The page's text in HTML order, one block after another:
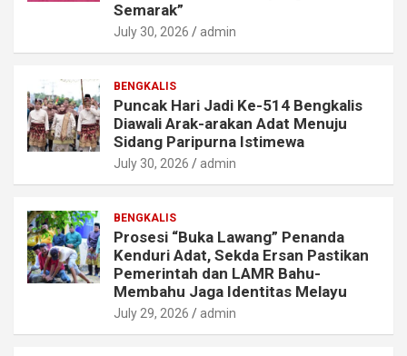
Semarak”
July 30, 2026 admin
BENGKALIS
Puncak Hari Jadi Ke-514 Bengkalis
Diawali Arak-arakan Adat Menuju
Sidang Paripurna Istimewa
July 30, 2026 admin
BENGKALIS
Prosesi “Buka Lawang” Penanda
Kenduri Adat, Sekda Ersan Pastikan
Pemerintah dan LAMR Bahu-
Membahu Jaga Identitas Melayu
July 29, 2026 admin